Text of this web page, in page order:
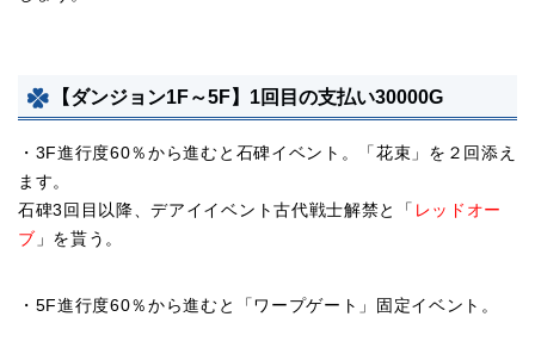
【ダンジョン1F～5F】1回目の支払い30000G
・3F進行度60％から進むと石碑イベント。「花束」を２回添え
ます。
石碑3回目以降、デアイイベント古代戦士解禁と「 レッドオー
ブ 」を貰う。
・5F進行度60％から進むと「ワープゲート」固定イベント。